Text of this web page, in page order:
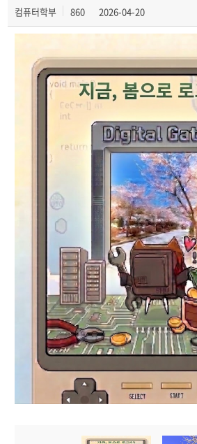
컴퓨터학부 860 2026-04-20